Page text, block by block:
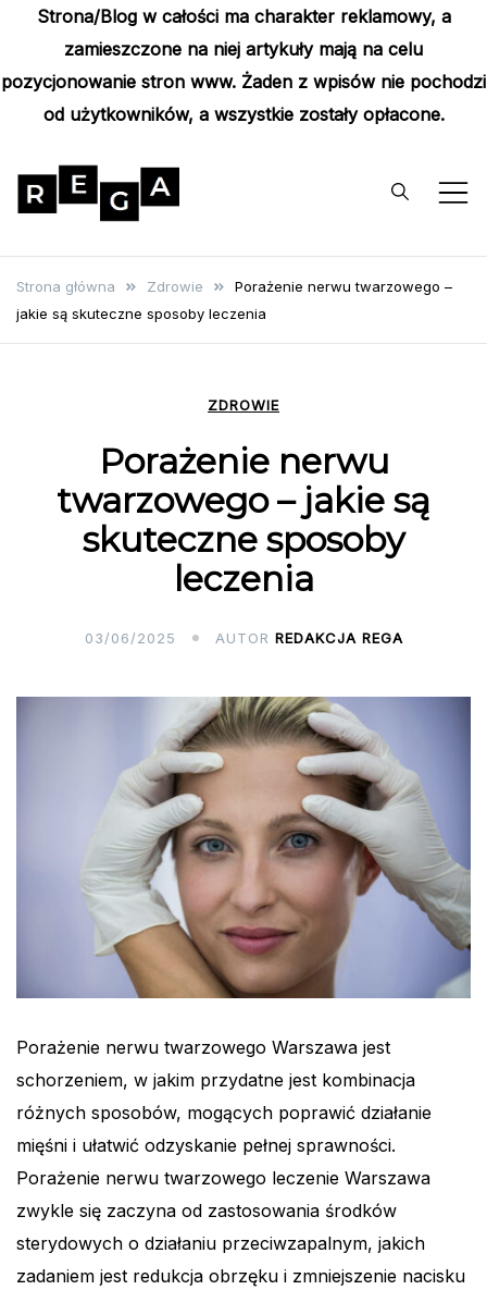
Strona/Blog w całości ma charakter reklamowy, a
zamieszczone na niej artykuły mają na celu
pozycjonowanie stron www. Żaden z wpisów nie pochodzi
od użytkowników, a wszystkie zostały opłacone.
content
Rega
Strona główna Zdrowie
Porażenie nerwu twarzowego –
jakie są skuteczne sposoby leczenia
ZDROWIE
Porażenie nerwu
twarzowego – jakie są
skuteczne sposoby
leczenia
03/06/2025 AUTOR REDAKCJA REGA
Porażenie nerwu twarzowego Warszawa jest
schorzeniem, w jakim przydatne jest kombinacja
różnych sposobów, mogących poprawić działanie
mięśni i ułatwić odzyskanie pełnej sprawności.
Porażenie nerwu twarzowego leczenie Warszawa
zwykle się zaczyna od zastosowania środków
sterydowych o działaniu przeciwzapalnym, jakich
zadaniem jest redukcja obrzęku i zmniejszenie nacisku